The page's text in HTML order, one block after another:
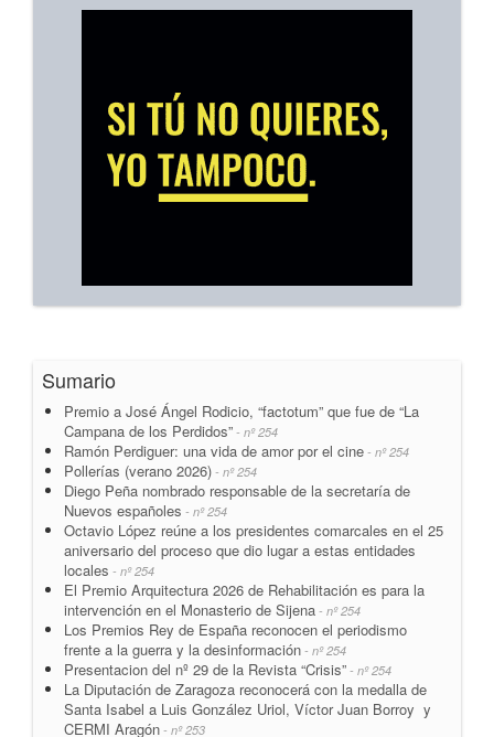
Sumario
Premio a José Ángel Rodicio, “factotum” que fue de “La
Campana de los Perdidos” - nº 254
Ramón Perdiguer: una vida de amor por el cine - nº 254
Pollerías (verano 2026) - nº 254
Diego Peña nombrado responsable de la secretaría de
Nuevos españoles - nº 254
Octavio López reúne a los presidentes comarcales en el 25
aniversario del proceso que dio lugar a estas entidades
locales - nº 254
El Premio Arquitectura 2026 de Rehabilitación es para la
intervención en el Monasterio de Sijena - nº 254
Los Premios Rey de España reconocen el periodismo
frente a la guerra y la desinformación - nº 254
Presentacion del nº 29 de la Revista “Crisis” - nº 254
La Diputación de Zaragoza reconocerá con la medalla de
Santa Isabel a Luis González Uriol, Víctor Juan Borroy y
CERMI Aragón - nº 253